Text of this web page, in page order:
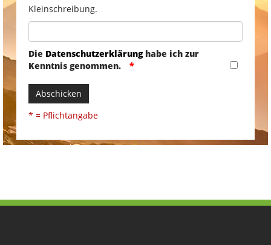
Kleinschreibung.
Die Datenschutzerklärunghabe ich zur
Kenntnis genommen.
Abschicken
* = Pflichtangabe